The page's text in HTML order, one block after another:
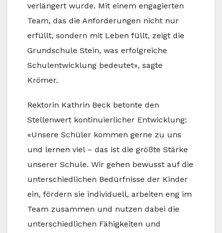
verlängert wurde. Mit einem engagierten
Team, das die Anforderungen nicht nur
erfüllt, sondern mit Leben füllt, zeigt die
Grundschule Stein, was erfolgreiche
Schulentwicklung bedeutet», sagte
Krömer.
Rektorin Kathrin Beck betonte den
Stellenwert kontinuierlicher Entwicklung:
«Unsere Schüler kommen gerne zu uns
und lernen viel – das ist die größte Stärke
unserer Schule. Wir gehen bewusst auf die
unterschiedlichen Bedürfnisse der Kinder
ein, fördern sie individuell, arbeiten eng im
Team zusammen und nutzen dabei die
unterschiedlichen Fähigkeiten und